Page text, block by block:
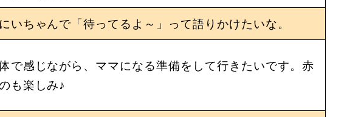
いちゃんで「待ってるよ～」って語りかけたいな。
で感じながら、ママになる準備をして行きたいです。赤
も楽しみ♪